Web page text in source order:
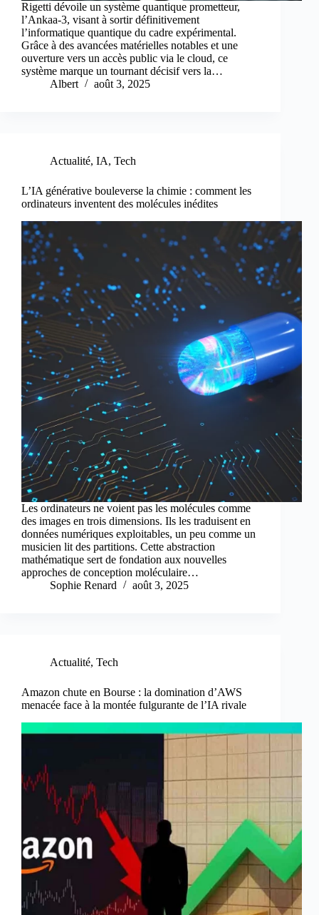
Rigetti dévoile un système quantique prometteur,
l’Ankaa-3, visant à sortir définitivement
l’informatique quantique du cadre expérimental.
Grâce à des avancées matérielles notables et une
ouverture vers un accès public via le cloud, ce
système marque un tournant décisif vers la…
Albert
août 3, 2025
Actualité, IA, Tech
L’IA générative bouleverse la chimie : comment les
ordinateurs inventent des molécules inédites
Les ordinateurs ne voient pas les molécules comme
des images en trois dimensions. Ils les traduisent en
données numériques exploitables, un peu comme un
musicien lit des partitions. Cette abstraction
mathématique sert de fondation aux nouvelles
approches de conception moléculaire…
Sophie Renard
août 3, 2025
Actualité, Tech
Amazon chute en Bourse : la domination d’AWS
menacée face à la montée fulgurante de l’IA rivale